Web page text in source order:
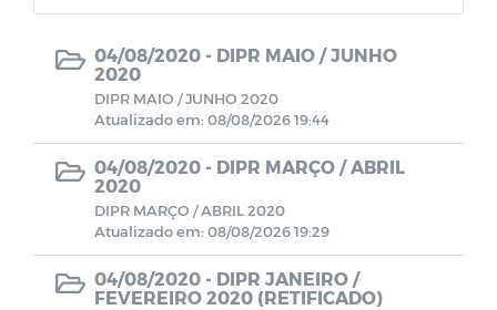
Folha inativos
Folha Pensionista
Demonstrativos Previdenciário
Demonstrativo Previdenciários DAIR
Demonstrativo Previdenciários DEPIN
04/08/2020 - DIPR MAIO / JUNHO
2020
DIPR MAIO / JUNHO 2020
Atualizado em: 08/08/2026 19:44
04/08/2020 - DIPR MARÇO / ABRIL
2020
DIPR MARÇO / ABRIL 2020
Atualizado em: 08/08/2026 19:29
04/08/2020 - DIPR JANEIRO /
FEVEREIRO 2020 (RETIFICADO)